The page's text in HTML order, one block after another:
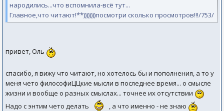
народились...что вспомнила-всё тут...
Главное,что читают!**))))))))посмотри сколько просмотров!!!/753/
привет, Оль
спасибо, я вижу что читают, но хотелось бы и пополнения, а то у
меня чето философиЦЦкие мысли в последнее время... о смысле
жизни и вообще о разных смыслах... точнее их отсутствии
Надо с энтим чето делать
, а что именно - не знаю